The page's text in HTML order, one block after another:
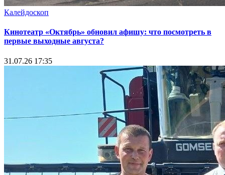
Калейдоскоп
Кинотеатр «Октябрь» обновил афишу: что посмотреть в
первые выходные августа?
31.07.26 17:35